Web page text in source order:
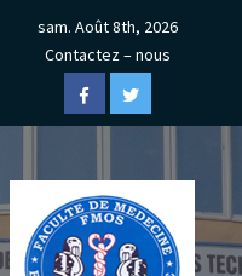
sam. Août 8th, 2026
Contactez – nous
FacebookTwitter